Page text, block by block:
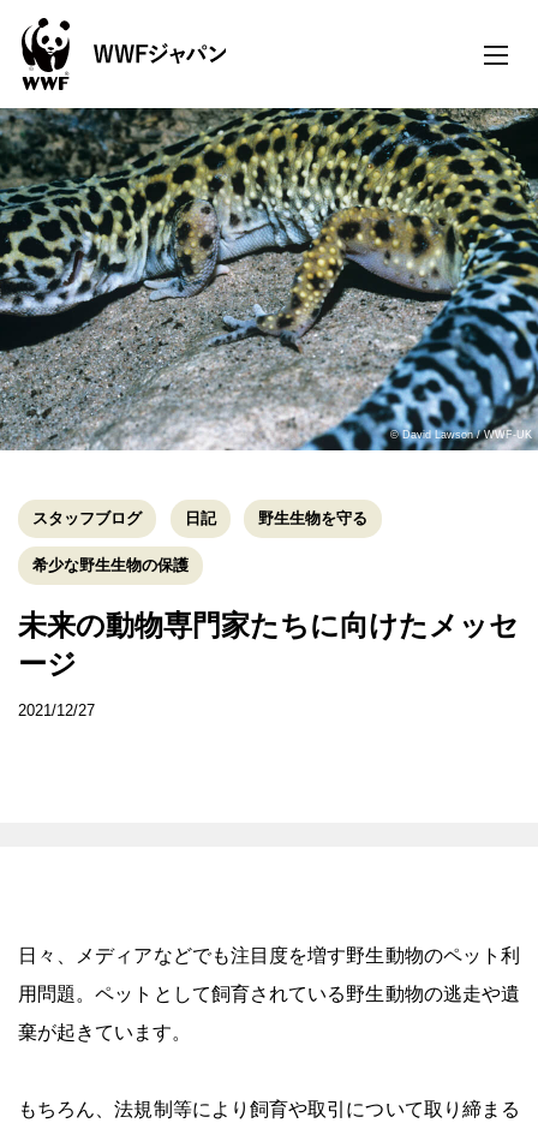
toggle
© David Lawson / WWF-UK
スタッフブログ 日記 野生生物を守る
希少な野生生物の保護
未来の動物専門家たちに向けたメッセ
ージ
2021/12/27
日々、メディアなどでも注目度を増す野生動物のペット利
用問題。ペットとして飼育されている野生動物の逃走や遺
棄が起きています。
もちろん、法規制等により飼育や取引について取り締まる